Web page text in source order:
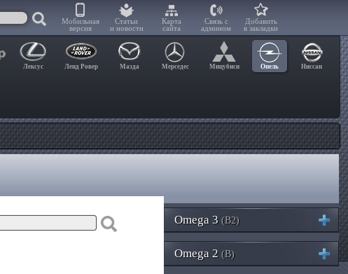
Мобильная
версия
Статьи
и новости
Карта
сайта
Связь с
админом
Добавить
в закладки
Лексус Ленд Ровер Мазда Мерседес Мицубиси Опель Ниссан
Omega 3 (B2)
Omega 2 (B)